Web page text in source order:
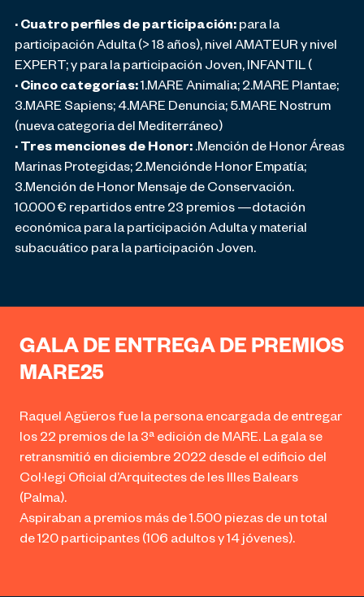
· Cuatro perfiles de participación: para la
participación Adulta (> 18 años), nivel AMATEUR y nivel
EXPERT; y para la participación Joven, INFANTIL (
· Cinco categorías:1.MARE Animalia; 2.MARE Plantae;
3.MARE Sapiens; 4.MARE Denuncia; 5.MARE Nostrum
(nueva categoria del Mediterráneo)
· Tres menciones de Honor: .Mención de Honor Áreas
Marinas Protegidas; 2.Menciónde Honor Empatía;
3.Mención de Honor Mensaje de Conservación.
10.000 € repartidos entre 23 premios —dotación
económica para la participación Adulta y material
subacuático para la participación Joven.
GALA DE ENTREGA DE PREMIOS
MARE25
Raquel Agüeros fue la persona encargada de entregar
los 22 premios de la 3ª edición de MARE. La gala se
retransmitió en diciembre 2022 desde el edificio del
Col·legi Oficial d’Arquitectes de les Illes Balears
(Palma).
Aspiraban a premios más de 1.500 piezas de un total
de 120 participantes (106 adultos y 14 jóvenes).